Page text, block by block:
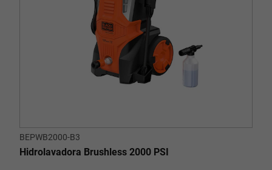
BEPWB2000-B3
Hidrolavadora Brushless 2000 PSI